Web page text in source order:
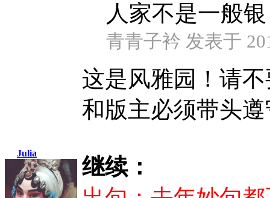
Julia
人家不是一般
青青子衿 发表于
这是风雅园！请
和版主必须带头
继续：